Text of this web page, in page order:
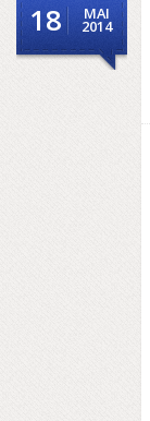
18 MAI
2014